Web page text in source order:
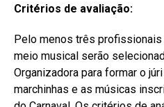
Critérios de avaliação:
Pelo menos três
meio musical serão
Organizadora para formar o
marchinhas e as músicas